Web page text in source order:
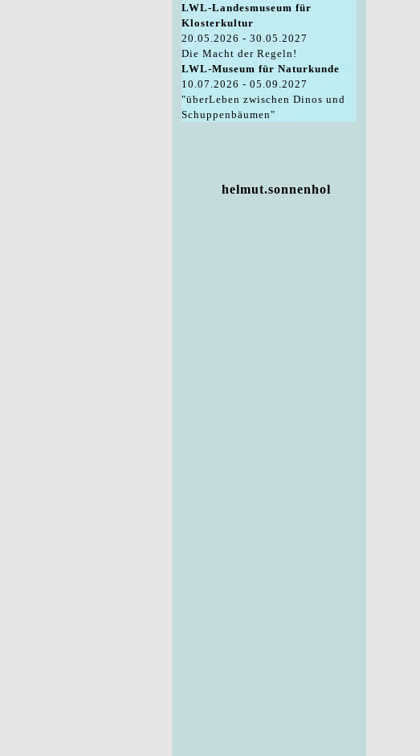
LWL-Landesmuseum für
Klosterkultur
20.05.2026 - 30.05.2027
Die Macht der Regeln!
LWL-Museum für Naturkunde
10.07.2026 - 05.09.2027
"überLeben zwischen Dinos und
Schuppenbäumen"
helmut.sonnenhol